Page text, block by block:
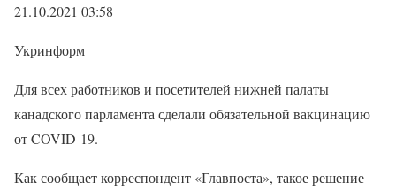
21.10.2021 03:58
Укринформ
Для всех работников и посетителей нижней палаты
канадского парламента сделали обязательной вакцинацию
от COVID-19.
Как сообщает корреспондент «Главпоста», такое решение